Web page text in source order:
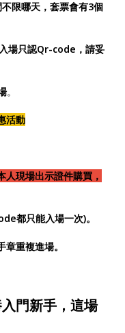
限哪天，套票會有3個
場只認Qr-code，請妥
。
活動
人現場出示證件購買，
都只能入場一次)。
章重複進場。
門新手，這場